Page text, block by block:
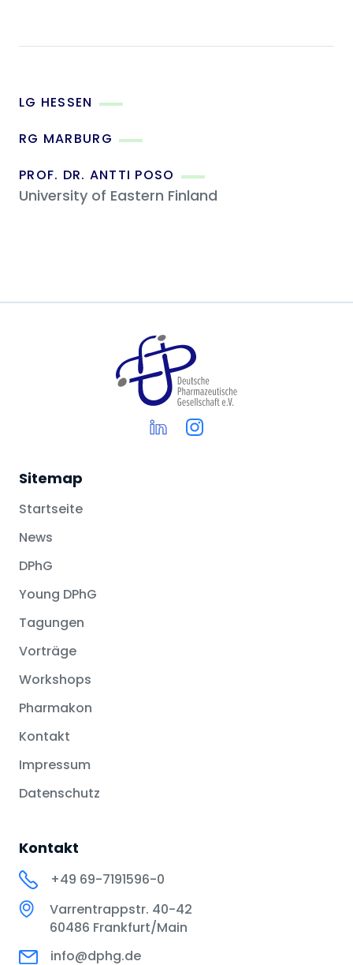
LG HESSEN
RG MARBURG
PROF. DR. ANTTI POSO
University of Eastern Finland
Sitemap
Startseite
News
DPhG
Young DPhG
Tagungen
Vorträge
Workshops
Pharmakon
Kontakt
Impressum
Datenschutz
Kontakt
+49 69-7191596-0
Varrentrappstr. 40-42
60486 Frankfurt/Main
info@dphg.de